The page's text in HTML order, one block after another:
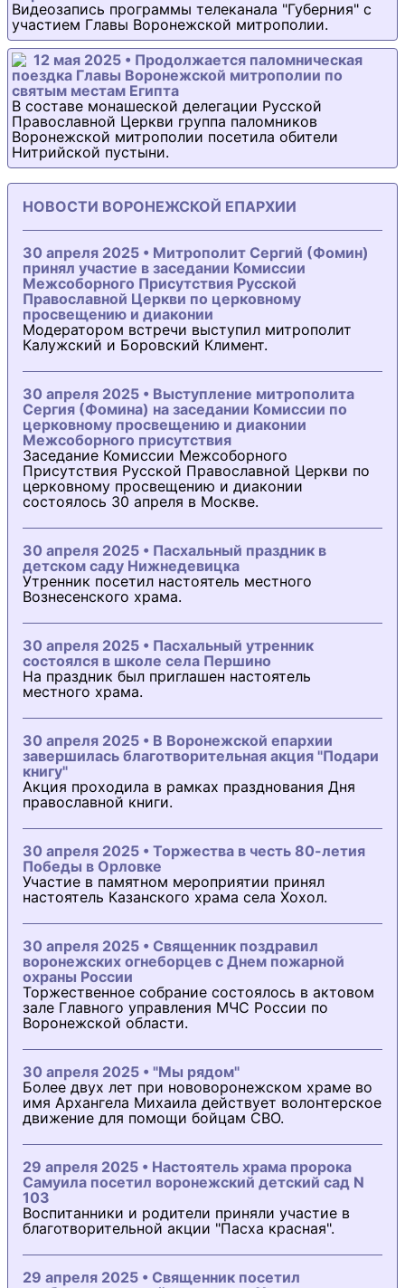
Видеозапись программы телеканала "Губерния" с
участием Главы Воронежской митрополии.
12 мая 2025 • Продолжается паломническая
поездка Главы Воронежской митрополии по
святым местам Египта
В составе монашеской делегации Русской
Православной Церкви группа паломников
Воронежской митрополии посетила обители
Нитрийской пустыни.
НОВОСТИ ВОРОНЕЖСКОЙ ЕПАРХИИ
30 апреля 2025 • Митрополит Сергий (Фомин)
принял участие в заседании Комиссии
Межсоборного Присутствия Русской
Православной Церкви по церковному
просвещению и диаконии
Модератором встречи выступил митрополит
Калужский и Боровский Климент.
30 апреля 2025 • Выступление митрополита
Сергия (Фомина) на заседании Комиссии по
церковному просвещению и диаконии
Межсоборного присутствия
Заседание Комиссии Межсоборного
Присутствия Русской Православной Церкви по
церковному просвещению и диаконии
состоялось 30 апреля в Москве.
30 апреля 2025 • Пасхальный праздник в
детском саду Нижнедевицка
Утренник посетил настоятель местного
Вознесенского храма.
30 апреля 2025 • Пасхальный утренник
состоялся в школе села Першино
На праздник был приглашен настоятель
местного храма.
30 апреля 2025 • В Воронежской епархии
завершилась благотворительная акция "Подари
книгу"
Акция проходила в рамках празднования Дня
православной книги.
30 апреля 2025 • Торжества в честь 80-летия
Победы в Орловке
Участие в памятном мероприятии принял
настоятель Казанского храма села Хохол.
30 апреля 2025 • Священник поздравил
воронежских огнеборцев с Днем пожарной
охраны России
Торжественное собрание состоялось в актовом
зале Главного управления МЧС России по
Воронежской области.
30 апреля 2025 • "Мы рядом"
Более двух лет при нововоронежском храме во
имя Архангела Михаила действует волонтерское
движение для помощи бойцам СВО.
29 апреля 2025 • Настоятель храма пророка
Самуила посетил воронежский детский сад N
103
Воспитанники и родители приняли участие в
благотворительной акции "Пасха красная".
29 апреля 2025 • Священник посетил